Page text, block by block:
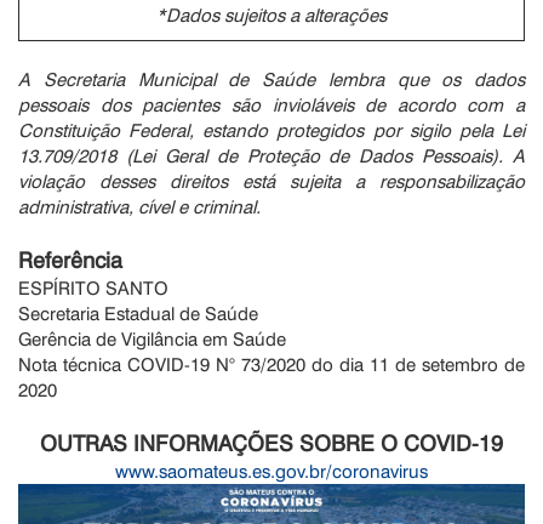
*Dados sujeitos a alterações
A Secretaria Municipal de Saúde lembra que os dados
pessoais dos pacientes são invioláveis de acordo com a
Constituição Federal, estando protegidos por sigilo pela Lei
13.709/2018 (Lei Geral de Proteção de Dados Pessoais). A
violação desses direitos está sujeita a responsabilização
administrativa, cível e criminal.
Referência
ESPÍRITO SANTO
Secretaria Estadual de Saúde
Gerência de Vigilância em Saúde
Nota técnica COVID-19 N° 73/2020 do dia 11 de setembro de
2020
OUTRAS INFORMAÇÕES SOBRE O COVID-19
www.saomateus.es.gov.br/coronavirus